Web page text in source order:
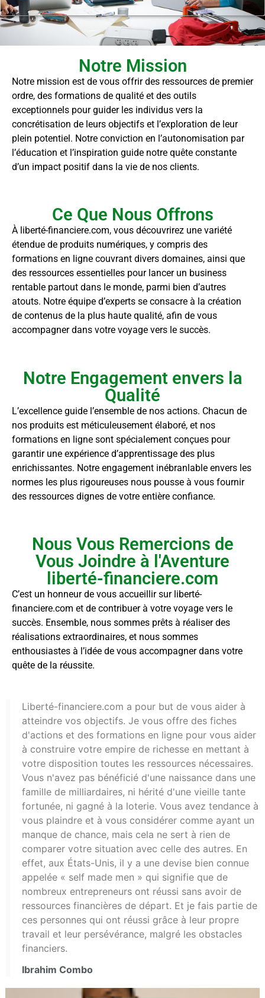
Notre Mission
Notre mission est de vous offrir des ressources de premier
ordre, des formations de qualité et des outils
exceptionnels pour guider les individus vers la
concrétisation de leurs objectifs et l’exploration de leur
plein potentiel. Notre conviction en l’autonomisation par
l’éducation et l’inspiration guide notre quête constante
d’un impact positif dans la vie de nos clients.
Ce Que Nous Offrons
À liberté-financiere.com, vous découvrirez une variété
étendue de produits numériques, y compris des
formations en ligne couvrant divers domaines, ainsi que
des ressources essentielles pour lancer un business
rentable partout dans le monde, parmi bien d’autres
atouts. Notre équipe d’experts se consacre à la création
de contenus de la plus haute qualité, afin de vous
accompagner dans votre voyage vers le succès.
Notre Engagement envers la
Qualité
L’excellence guide l’ensemble de nos actions. Chacun de
nos produits est méticuleusement élaboré, et nos
formations en ligne sont spécialement conçues pour
garantir une expérience d’apprentissage des plus
enrichissantes. Notre engagement inébranlable envers les
normes les plus rigoureuses nous pousse à vous fournir
des ressources dignes de votre entière confiance.
Nous Vous Remercions de
Vous Joindre à l'Aventure
liberté-financiere.com
C’est un honneur de vous accueillir sur liberté-
financiere.com et de contribuer à votre voyage vers le
succès. Ensemble, nous sommes prêts à réaliser des
réalisations extraordinaires, et nous sommes
enthousiastes à l’idée de vous accompagner dans votre
quête de la réussite.
Liberté-financiere.com a pour but de vous aider à
atteindre vos objectifs. Je vous offre des fiches
d'actions et des formations en ligne pour vous aider
à construire votre empire de richesse en mettant à
votre disposition toutes les ressources nécessaires.
Vous n'avez pas bénéficié d'une naissance dans une
famille de milliardaires, ni hérité d'une vieille tante
fortunée, ni gagné à la loterie. Vous avez tendance à
vous plaindre et à vous considérer comme ayant un
manque de chance, mais cela ne sert à rien de
comparer votre situation avec celle des autres. En
effet, aux États-Unis, il y a une devise bien connue
appelée « self made men » qui signifie que de
nombreux entrepreneurs ont réussi sans avoir de
ressources financières de départ. Et je fais partie de
ces personnes qui ont réussi grâce à leur propre
travail et leur persévérance, malgré les obstacles
financiers.
Ibrahim Combo